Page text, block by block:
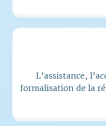
L’assistance,
formalisation de la